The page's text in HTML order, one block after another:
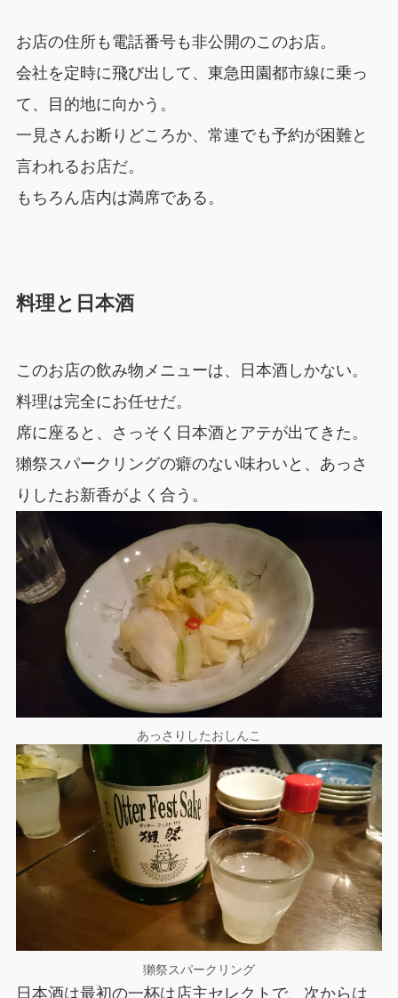
お店の住所も電話番号も非公開のこのお店。
会社を定時に飛び出して、東急田園都市線に乗っ
て、目的地に向かう。
一見さんお断りどころか、常連でも予約が困難と
言われるお店だ。
もちろん店内は満席である。
料理と日本酒
このお店の飲み物メニューは、日本酒しかない。
料理は完全にお任せだ。
席に座ると、さっそく日本酒とアテが出てきた。
獺祭スパークリングの癖のない味わいと、あっさ
りしたお新香がよく合う。
あっさりしたおしんこ
獺祭スパークリング
日本酒は最初の一杯は店主セレクトで、次からは